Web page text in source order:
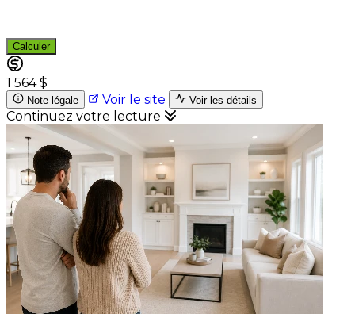
Calculer
1 564 $
Note légale Voir le site Voir les détails
Continuez votre lecture